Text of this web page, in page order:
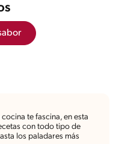
te fascina, en esta
con todo tipo de
los paladares más